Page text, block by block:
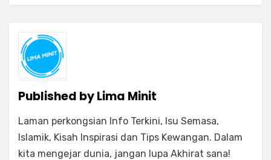
Published byLima Minit
Laman perkongsian Info Terkini, Isu Semasa,
Islamik, Kisah Inspirasi dan Tips Kewangan. Dalam
kita mengejar dunia, jangan lupa Akhirat sana!